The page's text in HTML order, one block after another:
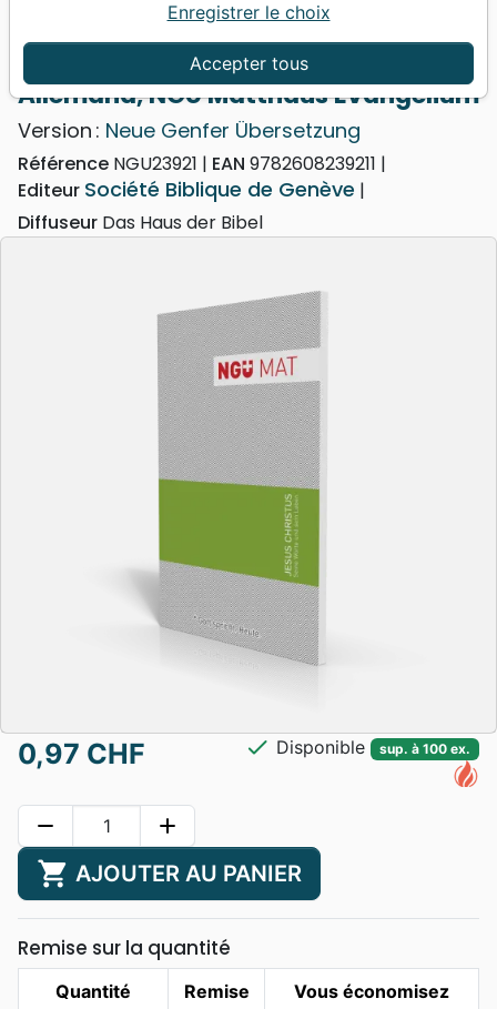
Evangiles
Allemand, NGÜ Matthäus Evangelium
Allemand, NGÜ Matthäus Evangelium
Version : Neue Genfer Übersetzung
Référence NGU23921 EAN 9782608239211
Editeur Société Biblique de Genève
Diffuseur Das Haus der Bibel
0,97 CHF check Disponible sup. à 100 ex.
remove add
shopping_cart AJOUTER AU PANIER
Remise sur la quantité
Quantité Remise Vous économisez
Accepter tous
Enregistrer le choix